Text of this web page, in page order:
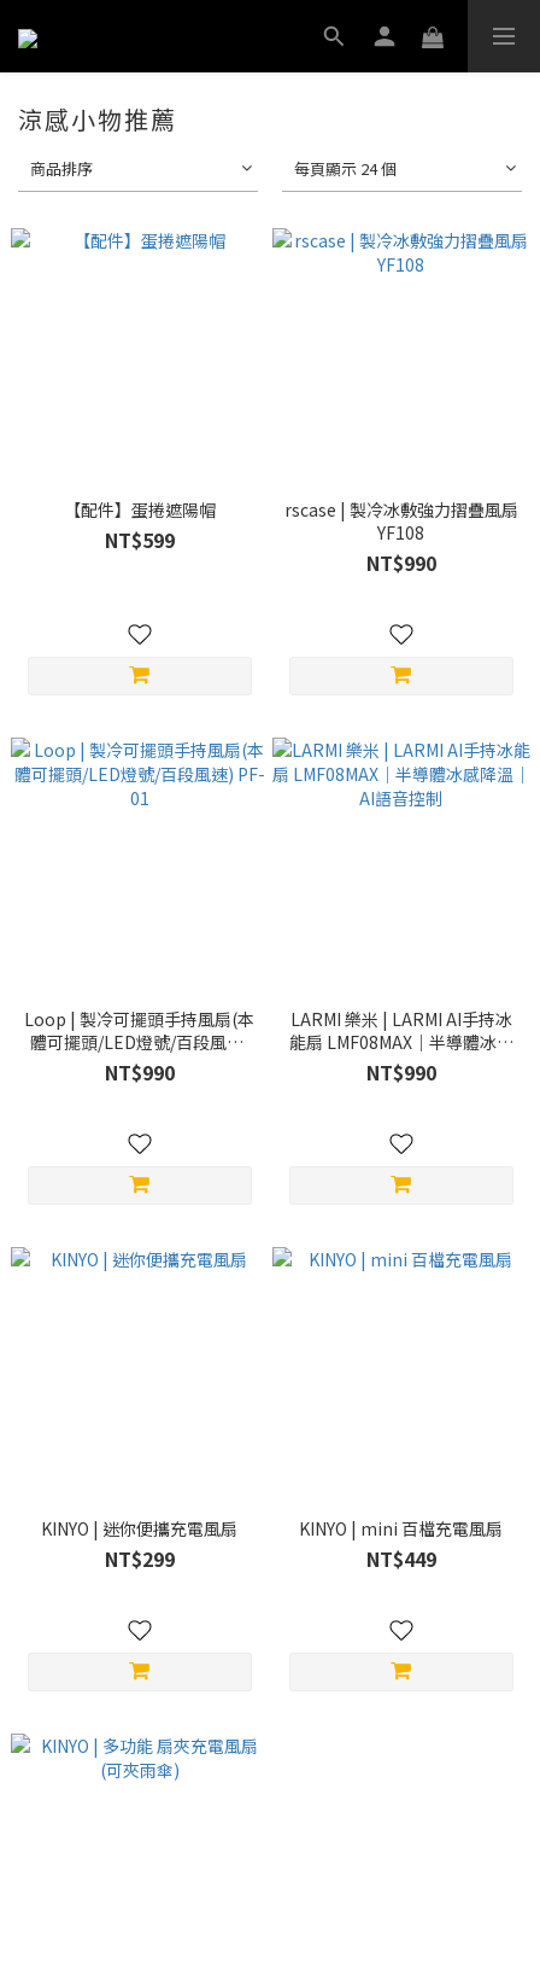
涼感小物推薦
商品排序 每頁顯示 24 個
【配件】蛋捲遮陽帽
NT$599
rscase | 製冷冰敷強力摺疊風扇
YF108
NT$990
Loop | 製冷可擺頭手持風扇(本
體可擺頭/LED燈號/百段風速)
PF-01
NT$990
LARMI 樂米 | LARMI AI手持冰
能扇 LMF08MAX｜半導體冰感
降溫｜AI語音控制
NT$990
KINYO | 迷你便攜充電風扇
NT$299
KINYO | mini 百檔充電風扇
NT$449